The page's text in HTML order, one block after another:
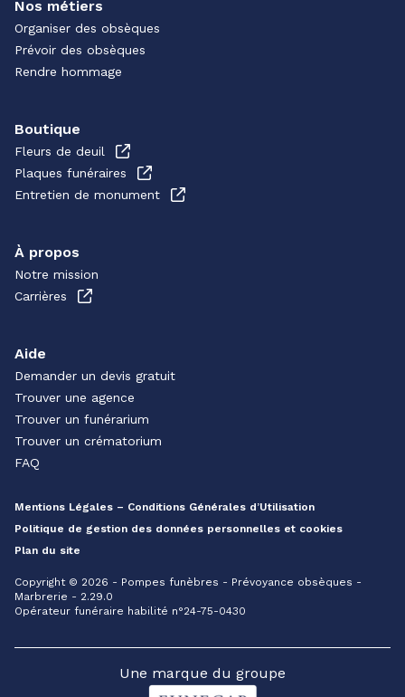
Nos métiers
Organiser des obsèques
Prévoir des obsèques
Rendre hommage
Boutique
Fleurs de deuil
Plaques funéraires
Entretien de monument
À propos
Notre mission
Carrières
Aide
Demander un devis gratuit
Trouver une agence
Trouver un funérarium
Trouver un crématorium
FAQ
Mentions Légales – Conditions Générales d’Utilisation
Politique de gestion des données personnelles et cookies
Plan du site
Copyright © 2026 - Pompes funèbres - Prévoyance obsèques -
Marbrerie - 2.29.0
Opérateur funéraire habilité n°24-75-0430
Une marque du groupe